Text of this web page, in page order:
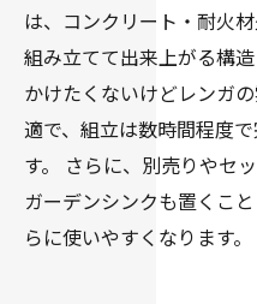
は、コンクリート・耐火
組み立てて出来上がる構
かけたくないけどレンガ
適で、組立は数時間程度
す。 さらに、別売りやセ
ガーデンシンクも置くこ
らに使いやすくなります。